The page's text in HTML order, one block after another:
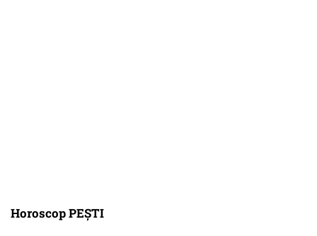
Horoscop PEȘTI